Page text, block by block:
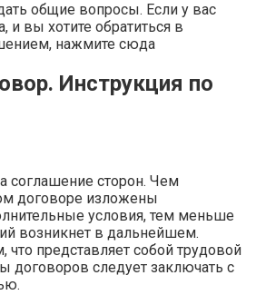
общие вопросы. Если у вас
и вы хотите обратиться в
нажмите сюда
Инструкция по
соглашение сторон. Чем
договоре изложены
условия, тем меньше
возникнет в дальнейшем.
что представляет собой трудовой
договоров следует заключать с